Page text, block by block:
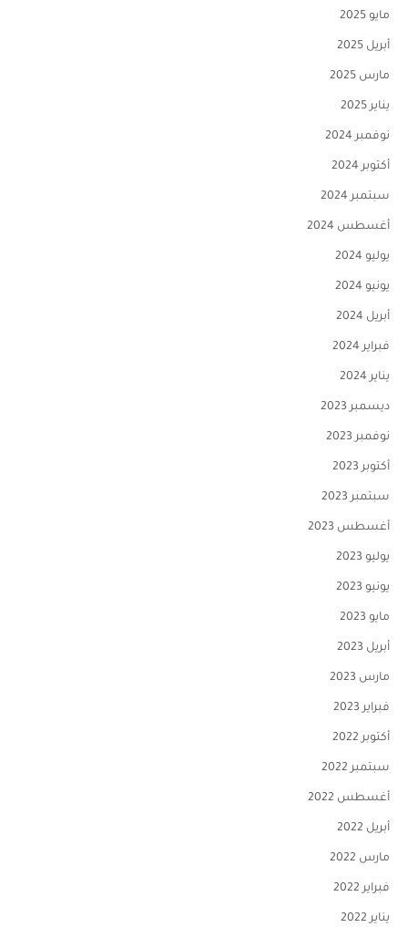
مايو 2025
أبريل 2025
مارس 2025
يناير 2025
نوفمبر 2024
أكتوبر 2024
سبتمبر 2024
أغسطس 2024
يوليو 2024
يونيو 2024
أبريل 2024
فبراير 2024
يناير 2024
ديسمبر 2023
نوفمبر 2023
أكتوبر 2023
سبتمبر 2023
أغسطس 2023
يوليو 2023
يونيو 2023
مايو 2023
أبريل 2023
مارس 2023
فبراير 2023
أكتوبر 2022
سبتمبر 2022
أغسطس 2022
أبريل 2022
مارس 2022
فبراير 2022
يناير 2022